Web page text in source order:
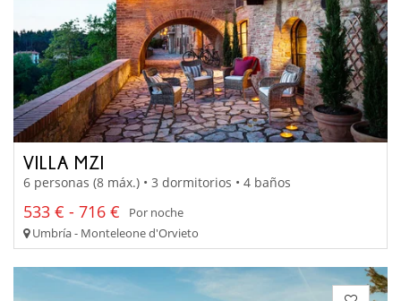
VILLA MZI
6 personas (8 máx.) • 3 dormitorios • 4 baños
533 € - 716 €
Por noche
Umbría - Monteleone d'Orvieto